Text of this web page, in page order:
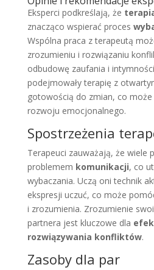
Eksperci podkreślają, że
znacząco wspierać proces
Wspólna praca z terapeutą
zrozumieniu i rozwiązaniu
odbudowę zaufania i
podejmowały terapię z
gotowością do zmian, co może
rozwoju emocjonalnego.
Spostrzeżenia
Terapeuci zauważają, że wiele
problemem komunikacji, co
wybaczania. Uczą oni technik
ekspresji uczuć, co może
i zrozumienia. Zrozumienie
partnera jest kluczowe dla
rozwiązywania konfliktów.
Zasoby dla par